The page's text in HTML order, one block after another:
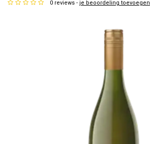
0 reviews - je beoordeling toevoegen